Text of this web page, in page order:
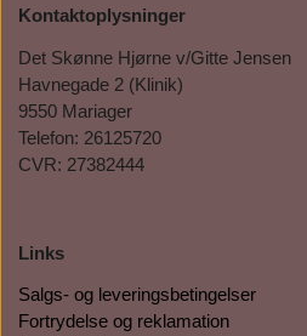
Kontaktoplysninger
Det Skønne Hjørne v/Gitte Jensen
Havnegade 2 (Klinik)
9550 Mariager
Telefon: 26125720
CVR: 27382444
Links
Salgs- og leveringsbetingelser
Fortrydelse og reklamation